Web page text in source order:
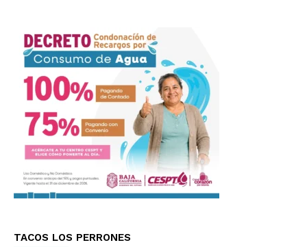
TACOS LOS PERRONES